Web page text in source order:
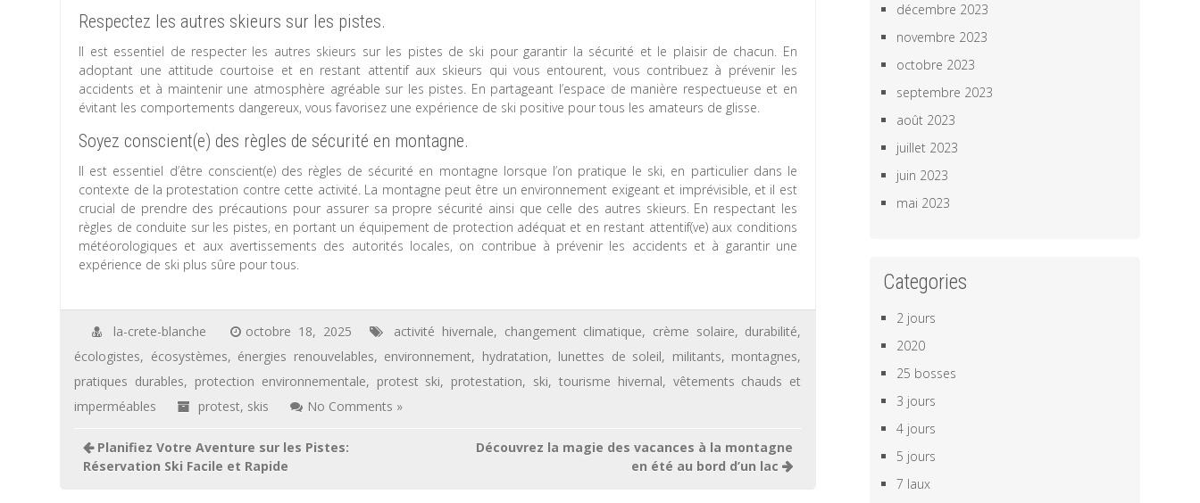
Respectez les autres skieurs sur les pistes.
Il est essentiel de respecter les autres skieurs sur les pistes de ski pour garantir la sécurité et le plaisir de chacun. En
adoptant une attitude courtoise et en restant attentif aux skieurs qui vous entourent, vous contribuez à prévenir les
accidents et à maintenir une atmosphère agréable sur les pistes. En partageant l’espace de manière respectueuse et en
évitant les comportements dangereux, vous favorisez une expérience de ski positive pour tous les amateurs de glisse.
Soyez conscient(e) des règles de sécurité en montagne.
Il est essentiel d’être conscient(e) des règles de sécurité en montagne lorsque l’on pratique le ski, en particulier dans le
contexte de la protestation contre cette activité. La montagne peut être un environnement exigeant et imprévisible, et il est
crucial de prendre des précautions pour assurer sa propre sécurité ainsi que celle des autres skieurs. En respectant les
règles de conduite sur les pistes, en portant un équipement de protection adéquat et en restant attentif(ve) aux conditions
météorologiques et aux avertissements des autorités locales, on contribue à prévenir les accidents et à garantir une
expérience de ski plus sûre pour tous.
la-crete-blanche octobre 18, 2025 activité hivernale, changement climatique, crème solaire, durabilité,
écologistes, écosystèmes, énergies renouvelables, environnement, hydratation, lunettes de soleil, militants, montagnes,
pratiques durables, protection environnementale, protest ski, protestation, ski, tourisme hivernal, vêtements chauds et
imperméables
protest, skis No Comments »
Navigation
de
Planifiez Votre Aventure sur les Pistes:
Réservation Ski Facile et Rapide
Découvrez la magie des vacances à la montagne
en été au bord d’un lac
décembre 2023
novembre 2023
octobre 2023
septembre 2023
août 2023
juillet 2023
juin 2023
mai 2023
Categories
2 jours
2020
25 bosses
3 jours
4 jours
5 jours
7 laux